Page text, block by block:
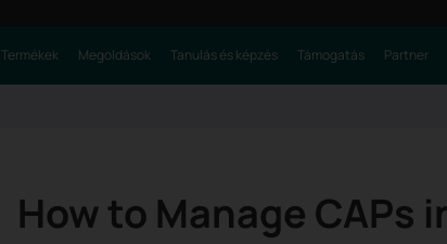
Termékek Megoldások Tanulás és képzés Támogatás Partner
How to Manage CAPs